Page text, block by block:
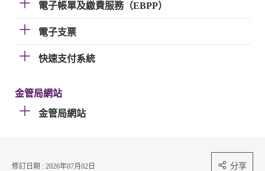
電子帳單及繳費服務（EBPP）
電子支票
快速支付系統
金管局網站
金管局網站
修訂日期 : 2026年07月02日 分享